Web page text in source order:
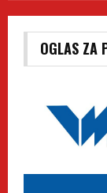
OGLAS ZA